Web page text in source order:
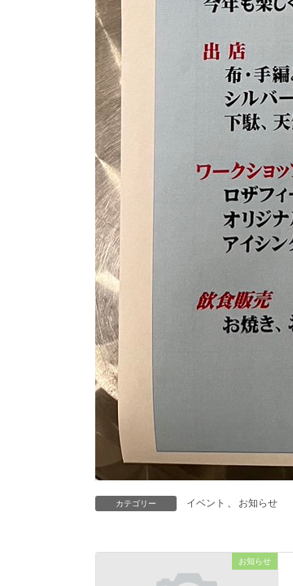
カテゴリー イベント 、 お知らせ
お知らせ